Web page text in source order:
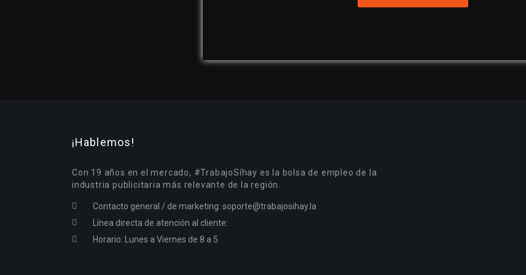
¡Hablemos!
Con 19 años en el mercado, #TrabajoSíhay es la bolsa de empleo de la
industria publicitaria más relevante de la región.
Contacto general / de marketing: soporte@trabajosihay.la
Línea directa de atención al cliente:
Horario: Lunes a Viernes de 8 a 5